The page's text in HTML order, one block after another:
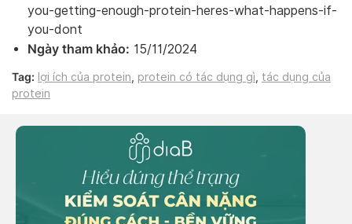
you-getting-enough-protein-heres-what-happens-if-
you-dont
Ngày tham khảo: 15/11/2024
Tag: lợi ích của protein protein có tác dụng gì
tác dụng của
protein